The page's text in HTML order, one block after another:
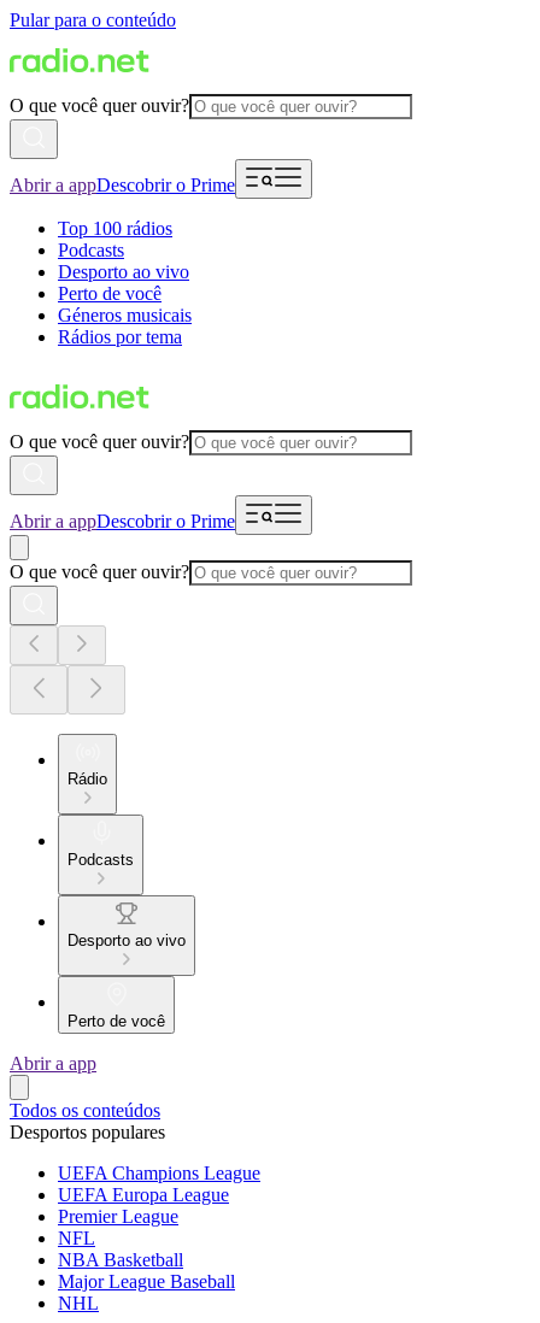
Pular para o conteúdo
O que você quer ouvir?
Abrir a appDescobrir o Prime
Top 100 rádios
Podcasts
Desporto ao vivo
Perto de você
Géneros musicais
Rádios por tema
O que você quer ouvir?
Abrir a appDescobrir o Prime
O que você quer ouvir?
Rádio
Podcasts
Desporto ao vivo
Perto de você
Abrir a app
Todos os conteúdos
Desportos populares
UEFA Champions League
UEFA Europa League
Premier League
NFL
NBA Basketball
Major League Baseball
NHL